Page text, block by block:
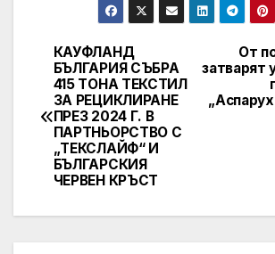
Post
navigation
От
затварят
КАУФЛАНД
БЪЛГАРИЯ СЪБРА
415 ТОНА ТЕКСТИЛ
ЗА РЕЦИКЛИРАНЕ
ПРЕЗ 2024 Г. В
ПАРТНЬОРСТВО С
„ТЕКСЛАЙФ“ И
БЪЛГАРСКИЯ
ЧЕРВЕН КРЪСТ